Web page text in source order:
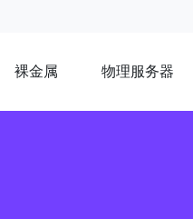
裸金属 物理服务器